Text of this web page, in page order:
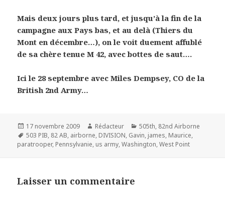
Mais deux jours plus tard, et jusqu’à la fin de la
campagne aux Pays bas, et au delà (Thiers du
Mont en décembre…), on le voit duement affublé
de sa chère tenue M 42, avec bottes de saut….
Ici le 28 septembre avec Miles Dempsey, CO de la
British 2nd Army…
Publié
le
17 novembre 2009 Auteur
Rédacteur Catégories
505th, 82nd Airborne
Mots-
clés
503 PIB, 82 AB, airborne, DIVISION, Gavin, james, Maurice,
paratrooper, Pennsylvanie, us army,Washington,West Point
Laisser un commentaire